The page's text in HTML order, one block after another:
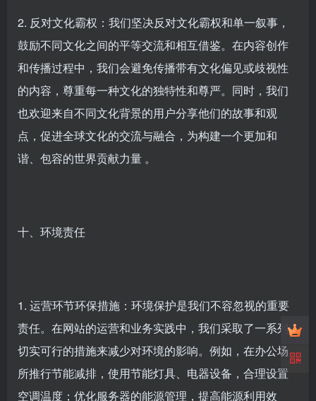
2. 反对文化霸权：我们坚决反对文化霸权和单一叙事，
鼓励不同文化之间的平等交流和相互借鉴。在内容创作
和传播过程中，我们会避免传播带有文化偏见或歧视性
的内容，尊重每一种文化的独特性和尊严。同时，我们
也欢迎来自不同文化背景的用户分享他们的故事和观
点，促进全球文化的交流与融合，为构建一个更加和
谐、包容的世界贡献力量 。
十、环境责任
1. 运营环节环保措施：环境保护是我们不容忽视的重要
责任。在网站的运营和业务实践中，我们采取了一系列
切实可行的措施来减少对环境的影响。例如，在办公场
所推行节能减排，使用节能灯具、电器设备，合理设置
空调温度；优化服务器的能源管理，提高能源利用效